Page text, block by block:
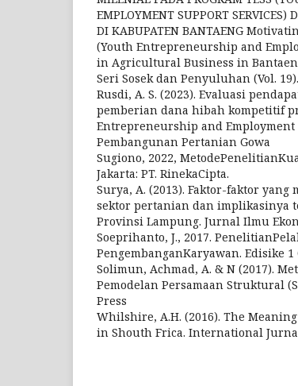
EMPLOYMENT SUPPORT
DI KABUPATEN BANTAENG
(Youth Entrepreneurship and
in Agricultural Business in
Seri Sosek dan Penyuluhan (Vol. 19).
Rusdi, A. S. (2023). Evaluasi
pemberian dana hibah kompetitif
Entrepreneurship and
Pembangunan Pertanian Gowa
Sugiono, 2022,
Jakarta: PT. RinekaCipta.
Surya, A. (2013). Faktor-faktor
sektor pertanian dan implikasinya
Provinsi Lampung. Jurnal Ilmu
Soeprihanto, J., 2017.
PengembanganKaryawan. Edisike 1
Solimun, Achmad, A. & N (2017).
Pemodelan Persamaan Struktural
Press
Whilshire, A.H. (2016). The
in Shouth Frica. International